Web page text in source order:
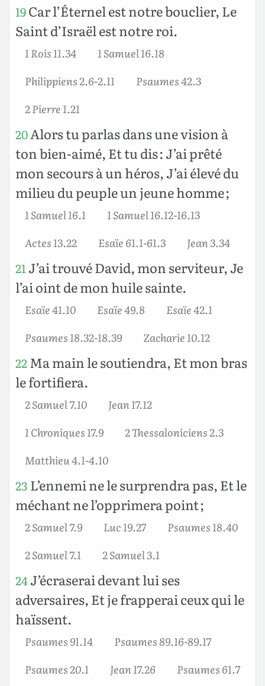
19Car l’Éternel est notre bouclier, Le
Saint d’Israël est notre roi.
1 Rois 11.34
1 Samuel 16.18
Philippiens 2.6-2.11
Psaumes 42.3
2 Pierre 1.21
20Alors tu parlas dans une vision à
ton bien-aimé, Et tu dis : J’ai prêté
mon secours à un héros, J’ai élevé du
milieu du peuple un jeune homme ;
1 Samuel 16.1
1 Samuel 16.12-16.13
Actes 13.22
Esaïe 61.1-61.3 Jean 3.34
21 J’ai trouvé David, mon serviteur, Je
l’ai oint de mon huile sainte.
Esaïe 41.10 Esaïe 49.8
Esaïe 42.1
Psaumes 18.32-18.39
Zacharie 10.12
22Ma main le soutiendra, Et mon bras
le fortifiera.
2 Samuel 7.10
Jean 17.12
1 Chroniques 17.9
2 Thessaloniciens 2.3
Matthieu 4.1-4.10
23 L’ennemi ne le surprendra pas, Et le
méchant ne l’opprimera point ;
2 Samuel 7.9 Luc 19.27
Psaumes 18.40
2 Samuel 7.1
2 Samuel 3.1
24J’écraserai devant lui ses
adversaires, Et je frapperai ceux qui le
haïssent.
Psaumes 91.14
Psaumes 89.16-89.17
Psaumes 20.1
Jean 17.26 Psaumes 61.7